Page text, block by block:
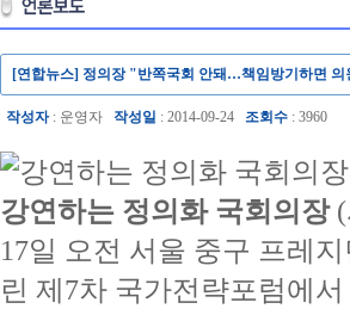
[연합뉴스] 정의장 "반쪽국회 안돼…책임방기하면 의
작성자: 운영자 작성일 : 2014-09-24 조회수 : 3960
강연하는 정의화 국회의장(
17일 오전 서울 중구 프레
린 제7차 국가전략포럼에